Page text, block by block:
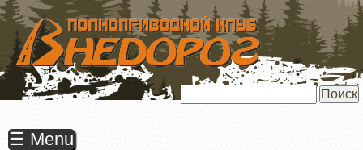
ПЕРЕЙТИ
ОСНОВНОМУ
СОДЕРЖАНИЮ
☰ Menu